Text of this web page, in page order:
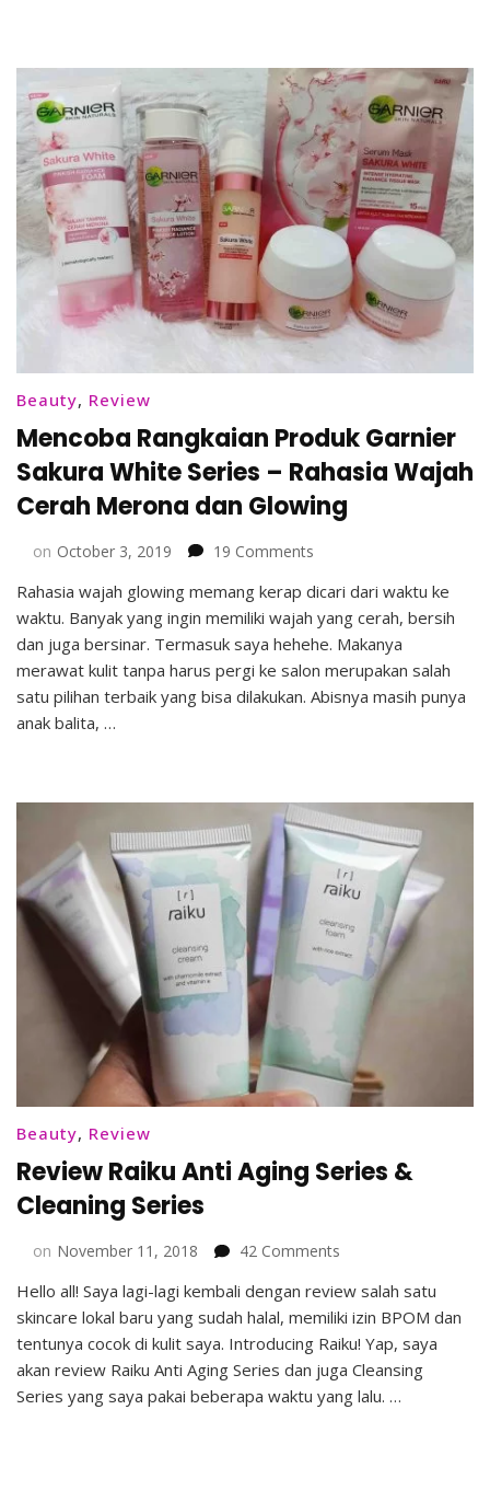
Beauty, Review
Mencoba Rangkaian Produk Garnier
Sakura White Series – Rahasia Wajah
Cerah Merona dan Glowing
on October 3, 2019 19 Comments
Rangkaian
Produk
Garnier
Sakura
White
Series
Cerah
Merona
dan
Glowing
Rahasia wajah glowing memang kerap dicari dari waktu ke
waktu. Banyak yang ingin memiliki wajah yang cerah, bersih
dan juga bersinar. Termasuk saya hehehe. Makanya
merawat kulit tanpa harus pergi ke salon merupakan salah
satu pilihan terbaik yang bisa dilakukan. Abisnya masih punya
anak balita, …
Beauty, Review
Review Raiku Anti Aging Series &
Cleaning Series
on November 11, 2018 42 Comments
Raiku
Anti
Aging
Series
Cleaning
Hello all! Saya lagi-lagi kembali dengan review salah satu
skincare lokal baru yang sudah halal, memiliki izin BPOM dan
tentunya cocok di kulit saya. Introducing Raiku! Yap, saya
akan review Raiku Anti Aging Series dan juga Cleansing
Series yang saya pakai beberapa waktu yang lalu. …